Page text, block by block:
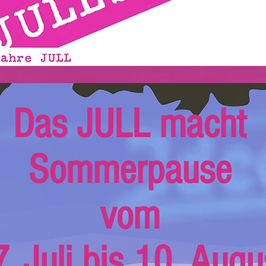
Das JULL macht
Sommerpause
vom